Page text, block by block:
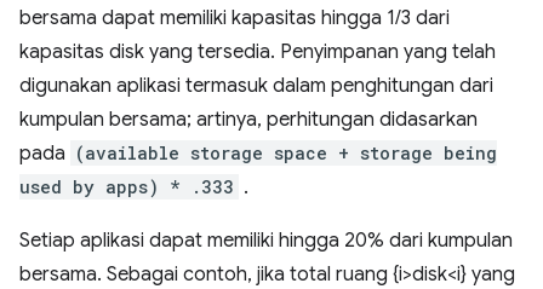
bersama dapat memiliki kapasitas hingga 1/3 dari
kapasitas disk yang tersedia. Penyimpanan yang telah
digunakan aplikasi termasuk dalam penghitungan dari
kumpulan bersama; artinya, perhitungan didasarkan
pada (available storage space + storage being
used by apps) * .333 .
Setiap aplikasi dapat memiliki hingga 20% dari kumpulan
bersama. Sebagai contoh, jika total ruang {i>disk<i} yang